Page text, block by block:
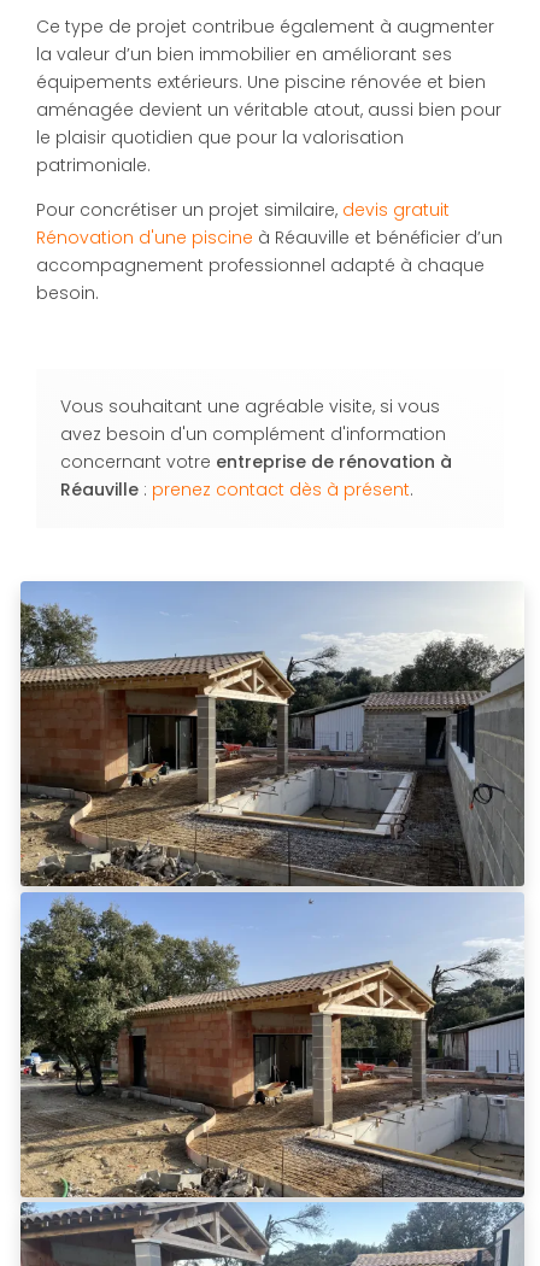
Ce type de projet contribue également à augmenter
la valeur d’un bien immobilier en améliorant ses
équipements extérieurs. Une piscine rénovée et bien
aménagée devient un véritable atout, aussi bien pour
le plaisir quotidien que pour la valorisation
patrimoniale.
Pour concrétiser un projet similaire, devis gratuit
Rénovation d'une piscine à Réauville et bénéficier d’un
accompagnement professionnel adapté à chaque
besoin.
Vous souhaitant une agréable visite, si vous
avez besoin d'un complément d'information
concernant votre entreprise de rénovation à
Réauville : prenez contact dès à présent.